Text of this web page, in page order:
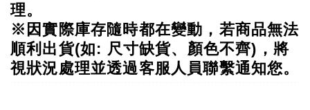
理。
※ 因實際庫存隨時都在變動，若商品無法
順利出貨(如: 尺寸缺貨、顏色不齊)，將
視狀況處理並透過客服人員聯繫通知您。